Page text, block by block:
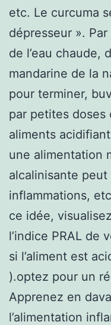
etc. Le curcuma
dépresseur ».
de l’eau chaude,
mandarine de la
pour terminer,
par petites
aliments
une alimentation
alcalinisante
inflammations,
ce idée,
l’indice PRAL de
si l’aliment est
).optez pour un
Apprenez en
l’alimentation